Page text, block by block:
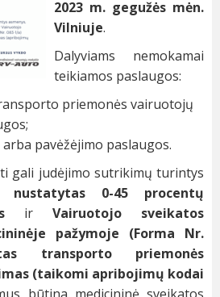
2023 m. gegužės mėn.
Vilniuje.
Dalyviams nemokamai
teikiamos paslaugos:
priemonės vairuotojų
pavėžėjimo paslaugos.
gali judėjimo sutrikimų turintys
nustatytas 0-45 procentų
ir Vairuotojo sveikatos
pažymoje (Forma Nr.
transporto priemonės
(taikomi apribojimų kodai